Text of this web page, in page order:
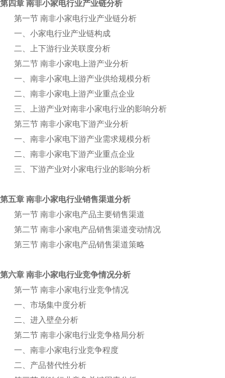
第四章 南非小家电行业产业链分析
第一节 南非小家电行业产业链分析
一、小家电行业产业链构成
二、上下游行业关联度分析
第二节 南非小家电上游产业分析
一、南非小家电上游产业供给规模分析
二、南非小家电上游产业重点企业
三、上游产业对南非小家电行业的影响分析
第三节 南非小家电下游产业分析
一、南非小家电下游产业需求规模分析
二、南非小家电下游产业重点企业
三、下游产业对小家电行业的影响分析
第五章 南非小家电行业销售渠道分析
第一节 南非小家电产品主要销售渠道
第二节 南非小家电产品销售渠道变动情况
第三节 南非小家电产品销售渠道策略
第六章 南非小家电行业竞争情况分析
第一节 南非小家电行业竞争情况
一、市场集中度分析
二、进入壁垒分析
第二节 南非小家电行业竞争格局分析
一、南非小家电行业竞争程度
二、产品替代性分析